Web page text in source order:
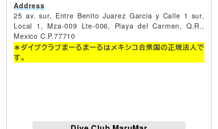
Address
25 av. sur, Entre Benito Juarez Garcia y Calle 1 sur,
Local 1, Mza-009 Lte-006, Playa del Carmen, Q.R.,
Mexico C.P.77710
＊ダイブクラブまーるまーるはメキシコ合衆国の正規法人で
す。